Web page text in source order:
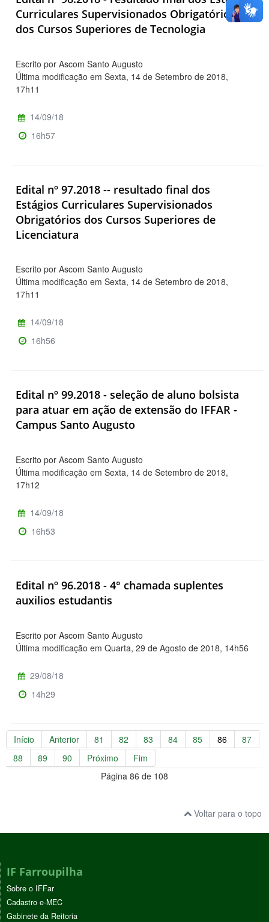
Curriculares Supervisionados Obrigatórios
dos Cursos Superiores de Tecnologia
Escrito por Ascom Santo Augusto
Última modificação em Sexta, 14 de Setembro de 2018,
17h11
14/09/18
16h57
Edital nº 97.2018 -- resultado final dos
Estágios Curriculares Supervisionados
Obrigatórios dos Cursos Superiores de
Licenciatura
Escrito por Ascom Santo Augusto
Última modificação em Sexta, 14 de Setembro de 2018,
17h11
14/09/18
16h56
Edital nº 99.2018 - seleção de aluno bolsista
para atuar em ação de extensão do IFFAR -
Campus Santo Augusto
Escrito por Ascom Santo Augusto
Última modificação em Sexta, 14 de Setembro de 2018,
17h12
14/09/18
16h53
Edital nº 96.2018 - 4° chamada suplentes
auxilios estudantis
Escrito por Ascom Santo Augusto
Última modificação em Quarta, 29 de Agosto de 2018, 14h56
29/08/18
14h29
Início Anterior 81 82 83 84 85 86
87
88
89 90 Próximo
Fim
Página 86 de 108
Voltar para o topo
IF Farroupilha
Sobre o IFFar
Cadastro e-MEC
Gabinete da Reitoria